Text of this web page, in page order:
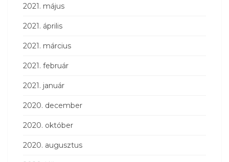
2021. május
2021. április
2021. március
2021. február
2021. január
2020. december
2020. október
2020. augusztus